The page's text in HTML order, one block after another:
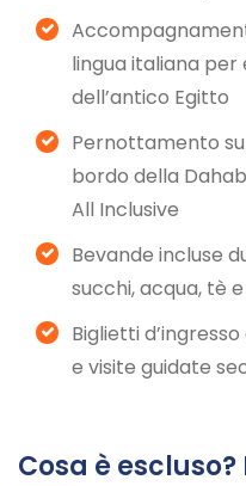
lingua italiana
dell’antico Egitto
Pernottamento
bordo della
All Inclusive
Bevande incluse
succhi, acqua, tè
Biglietti
e visite guidate
Cosa è